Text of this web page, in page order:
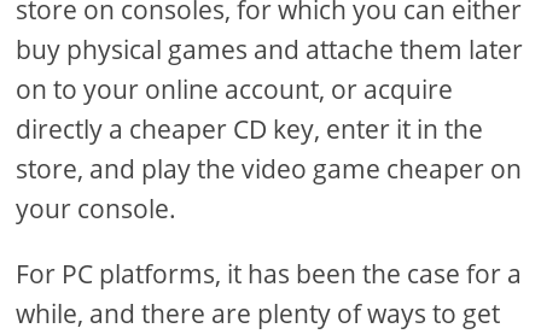
store on consoles, for which you can either
buy physical games and attache them later
on to your online account, or acquire
directly a cheaper CD key, enter it in the
store, and play the video game cheaper on
your console.
For PC platforms, it has been the case for a
while, and there are plenty of ways to get